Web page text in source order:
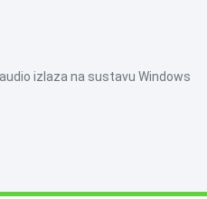
izlaza na sustavu Windows